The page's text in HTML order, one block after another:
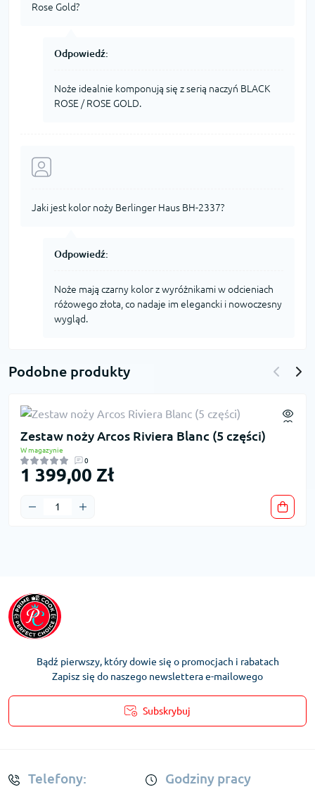
Rose Gold?
Odpowiedź:
Noże idealnie komponują się z serią naczyń BLACK
ROSE / ROSE GOLD.
Jaki jest kolor noży Berlinger Haus BH-2337?
Odpowiedź:
Noże mają czarny kolor z wyróżnikami w odcieniach
różowego złota, co nadaje im elegancki i nowoczesny
wygląd.
Podobne produkty
Zestaw noży Arcos Riviera Blanc (5 części)
W magazynie
0
1 399,00 Zł
Bądź pierwszy, który dowie się o promocjach i rabatach
Zapisz się do naszego newslettera e-mailowego
Subskrybuj
Telefony: Godziny pracy